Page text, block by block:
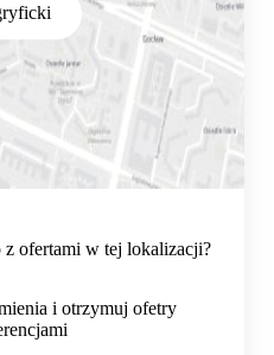
z ofertami w tej lokalizacji?
i otrzymuj ofetry